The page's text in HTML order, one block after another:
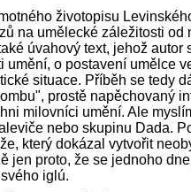
životopisu
na umělecké záležitosti od
úvahový text, jehož autor
umění, o postavení umělce
situace. Příběh se tedy
prostě napěchovaný
milovníci umění. Ale
nebo skupinu Dada.
který dokázal vytvořit
jen proto, že se jednoho
iglú.